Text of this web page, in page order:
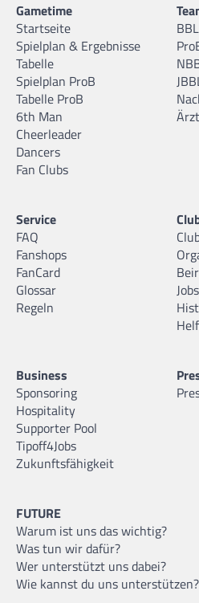
Gametime
Startseite
Spielplan & Ergebnisse
Tabelle
Spielplan ProB
Tabelle ProB
6th Man
Cheerleader
Dancers
Fan Clubs
BBL
Service
FAQ
Fanshops
FanCard
Glossar
Regeln
Jobs
Business
Sponsoring
Hospitality
Supporter Pool
Tipoff4Jobs
Zukunftsfähigkeit
FUTURE
Warum ist uns das wichtig?
Was tun wir dafür?
Wer unterstützt uns dabei?
Wie kannst du uns unterstützen?